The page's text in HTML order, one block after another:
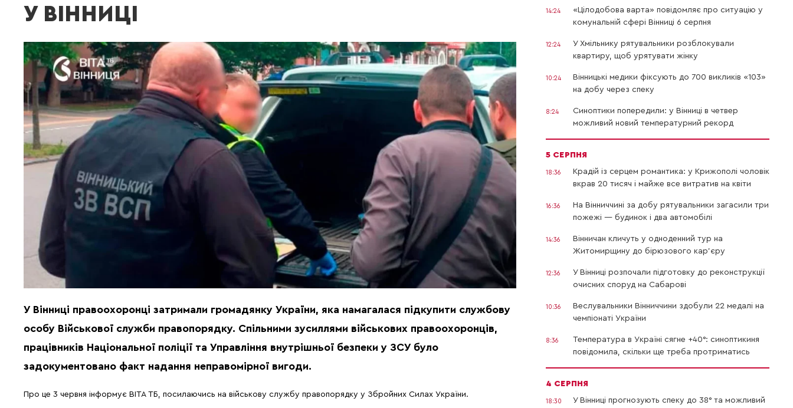
У ВІННИЦІ
У Вінниці правоохоронці затримали громадянку України, яка намагалася підкупити службову
особу Військової служби правопорядку. Спільними зусиллями військових правоохоронців,
працівників Національної поліції та Управління внутрішньої безпеки у ЗСУ було
задокументовано факт надання неправомірної вигоди.
Про це 3 червня інформує ВІТА ТБ, посилаючись на військову службу правопорядку у Збройних Силах України.
14:24
«Цілодобова варта» повідомляє про ситуацію у
комунальній сфері Вінниці 6 серпня
12:24
У Хмільнику рятувальники розблокували
квартиру, щоб урятувати жінку
10:24
Вінницькі медики фіксують до 700 викликів «103»
на добу через спеку
8:24
Синоптики попередили: у Вінниці в четвер
можливий новий температурний рекорд
5 СЕРПНЯ
18:36
Крадій із серцем романтика: у Крижополі чоловік
вкрав 20 тисяч і майже все витратив на квіти
16:36
На Вінниччині за добу рятувальники загасили три
пожежі — будинок і два автомобілі
14:36
Вінничан кличуть у одноденний тур на
Житомирщину до бірюзового кар’єру
12:36
У Вінниці розпочали підготовку до реконструкції
очисних споруд на Сабарові
10:36
Веслувальники Вінниччини здобули 22 медалі на
чемпіонаті України
8:36
Температура в Україні сягне +40°: синоптикиня
повідомила, скільки ще треба протриматись
4 СЕРПНЯ
18:30
У Вінниці прогнозують спеку до 38° та можливий